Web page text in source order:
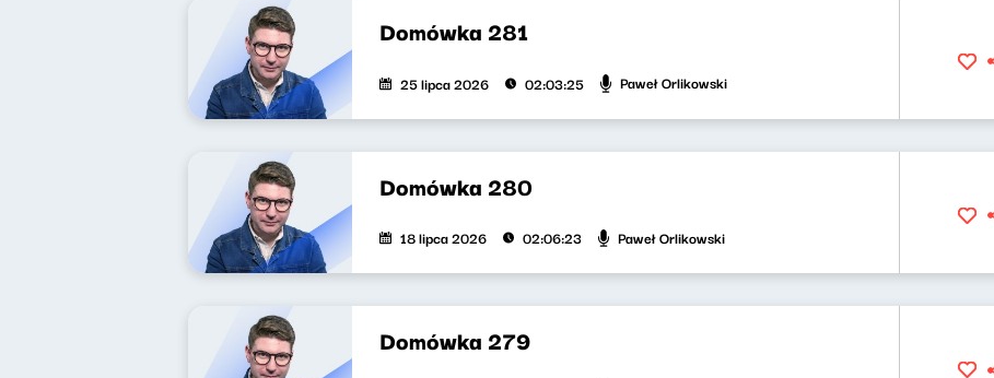
Domówka 281
25 lipca 2026 02:03:25 Paweł Orlikowski
Domówka 280
18 lipca 2026 02:06:23 Paweł Orlikowski
Domówka 279